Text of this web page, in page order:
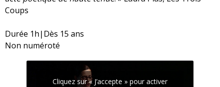
Coups
Durée 1h|Dès 15 ans
Non numéroté
Cliquez sur « J’accepte » pour activer